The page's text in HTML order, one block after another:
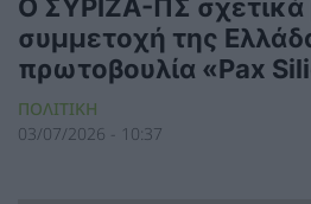
Ο ΣΥΡΙΖΑ-ΠΣ σχετικά
συμμετοχή της
πρωτοβουλία «Pax
ΠΟΛΙΤΙΚΗ
03/07/2026 - 10:37